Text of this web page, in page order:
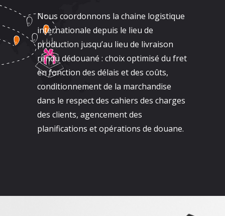
Nous coordonnons la chaine logistique
internationale depuis le lieu de
production jusqu’au lieu de livraison
rendu dédouané : choix optimisé du fret
en fonction des délais et des coûts,
conditionnement de la marchandise
dans le respect des cahiers des charges
des clients, agencement des
planifications et opérations de douane.